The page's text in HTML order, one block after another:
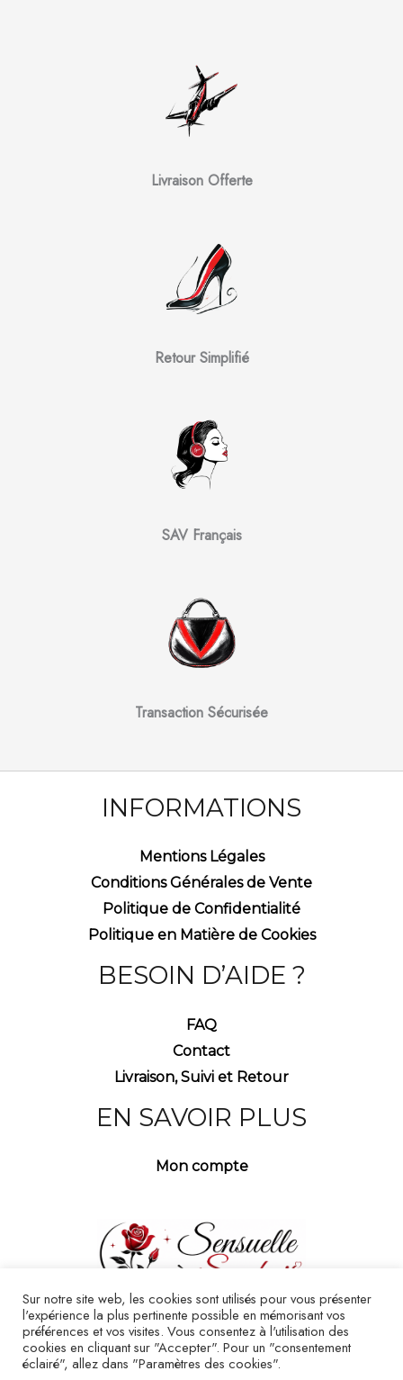
Livraison Offerte
Retour Simplifié
SAV Français
Transaction Sécurisée
INFORMATIONS
Mentions Légales
Conditions Générales de Vente
Politique de Confidentialité
Politique en Matière de Cookies
BESOIN D’AIDE ?
FAQ
Contact
Livraison, Suivi et Retour
EN SAVOIR PLUS
Mon compte
Sur notre site web, les cookies sont utilisés pour vous présenter
l'expérience la plus pertinente possible en mémorisant vos
préférences et vos visites. Vous consentez à l'utilisation des
cookies en cliquant sur "Accepter". Pour un "consentement
éclairé", allez dans "Paramètres des cookies".